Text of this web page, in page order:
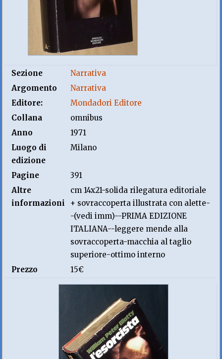
Sezione
Narrativa
Argomento
Narrativa
Editore:
Mondadori Editore
Collana
omnibus
Anno
1971
Luogo di
edizione
Milano
Pagine
391
Altre
informazioni
cm 14x21-solida rilegatura editoriale
+ sovraccoperta illustrata con alette-
-(vedi imm)--PRIMA EDIZIONE
ITALIANA--leggere mende alla
sovraccoperta-macchia al taglio
superiore-ottimo interno
Prezzo
15€